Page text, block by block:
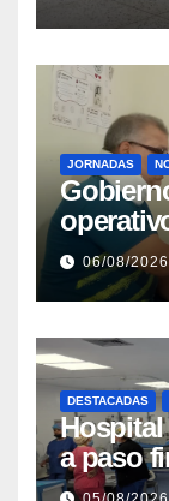
JORNADAS
Briceño
Aragua
06/08/2026
DESTACADAS
Hospital
a paso
tras los